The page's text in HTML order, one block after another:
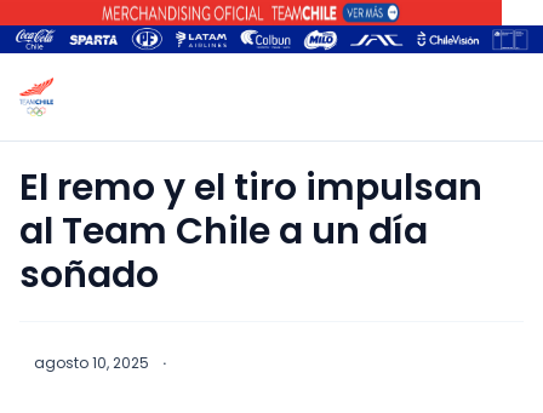
El remo y el tiro impulsan
al Team Chile a un día
soñado
agosto 10, 2025 ·